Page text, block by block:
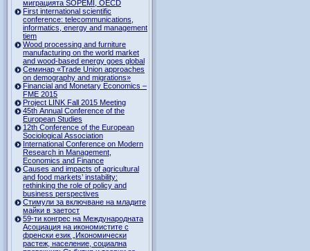
миграцията SOPEMI, OECD
First international scientific
conference: telecommunications,
informatics, energy and management
tiem
Wood processing and furniture
manufacturing on the world market
and wood-based energy goes global
Семинар «Trade Union approaches
on demography and migrations»
Financial and Monetary Economics –
FME 2015
Project LINK Fall 2015 Meeting
45th Annual Conference of the
European Studies
12th Conference of the European
Sociological Association
International Conference on Modern
Research in Management,
Economics and Finance
Causes and impacts of agricultural
and food markets’ instability:
rethinking the role of policy and
business perspectives
Стимули за включване на младите
майки в заетост
59-ти конгрес на Международната
Асоциация на икономистите с
френски език „Икономически
растеж, население, социална